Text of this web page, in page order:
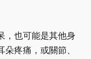
，也可能是其他身
疼痛，或關節、